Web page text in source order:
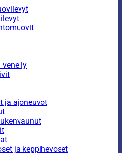
veneily
ja ajoneuvot
ja keppihevoset